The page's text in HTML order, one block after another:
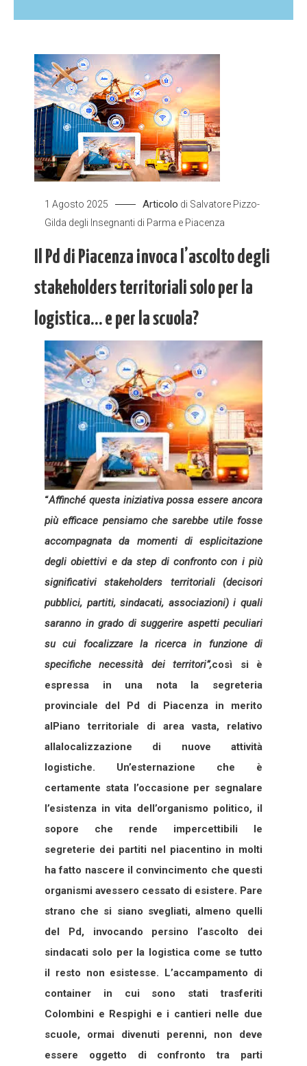
1 Agosto 2025 Articolo di Salvatore Pizzo-
Gilda degli Insegnanti di Parma e Piacenza
Il Pd di Piacenza invoca l’ascolto degli
stakeholders territoriali solo per la
logistica… e per la scuola?
“Affinché questa iniziativa possa essere ancora
più efficace pensiamo che sarebbe utile fosse
accompagnata da momenti di esplicitazione
degli obiettivi e da step di confronto con i più
significativi stakeholders territoriali (decisori
pubblici, partiti, sindacati, associazioni) i quali
saranno in grado di suggerire aspetti peculiari
su cui focalizzare la ricerca in funzione di
specifiche necessità dei territori”,così si è
espressa in una nota la segreteria
provinciale del Pd di Piacenza in merito
alPiano territoriale di area vasta, relativo
allalocalizzazione di nuove attività
logistiche. Un’esternazione che è
certamente stata l’occasione per segnalare
l’esistenza in vita dell’organismo politico, il
sopore che rende impercettibili le
segreterie dei partiti nel piacentino in molti
ha fatto nascere il convincimento che questi
organismi avessero cessato di esistere. Pare
strano che si siano svegliati, almeno quelli
del Pd, invocando persino l’ascolto dei
sindacati solo per la logistica come se tutto
il resto non esistesse. L’accampamento di
container in cui sono stati trasferiti
Colombini e Respighi e i cantieri nelle due
scuole, ormai divenuti perenni, non deve
essere oggetto di confronto tra parti